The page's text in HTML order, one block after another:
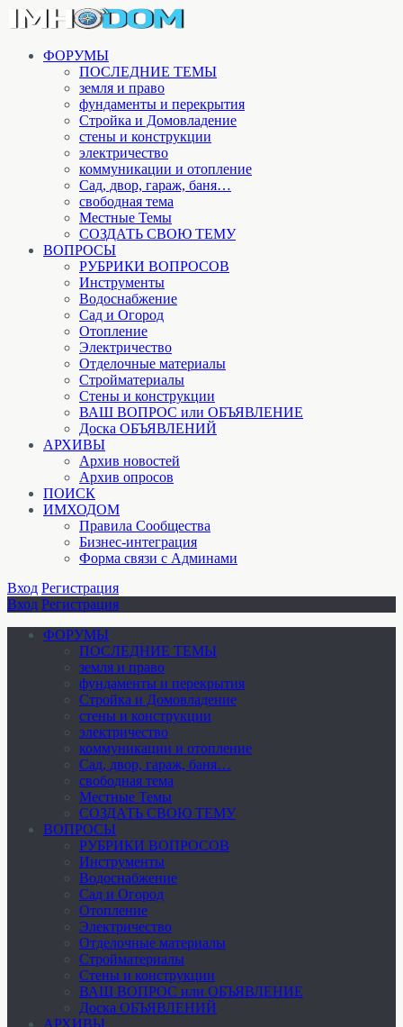
ФОРУМЫ
ПОСЛЕДНИЕ ТЕМЫ
земля и право
фундаменты и перекрытия
Стройка и Домовладение
стены и конструкции
электричество
коммуникации и отопление
Cад, двор, гараж, баня…
свободная тема
Местные Темы
СОЗДАТЬ СВОЮ ТЕМУ
ВОПРОСЫ
РУБРИКИ ВОПРОСОВ
Инструменты
Водоснабжение
Сад и Огород
Отопление
Электричество
Отделочные материалы
Стройматериалы
Стены и конструкции
ВАШ ВОПРОС или ОБЪЯВЛЕНИЕ
Доска ОБЪЯВЛЕНИЙ
АРХИВЫ
Архив новостей
Архив опросов
ПОИСК
ИМХОДОМ
Правила Сообщества
Бизнес-интеграция
Форма связи с Админами
Вход Регистрация
Вход Регистрация
ФОРУМЫ
ПОСЛЕДНИЕ ТЕМЫ
земля и право
фундаменты и перекрытия
Стройка и Домовладение
стены и конструкции
электричество
коммуникации и отопление
Cад, двор, гараж, баня…
свободная тема
Местные Темы
СОЗДАТЬ СВОЮ ТЕМУ
ВОПРОСЫ
РУБРИКИ ВОПРОСОВ
Инструменты
Водоснабжение
Сад и Огород
Отопление
Электричество
Отделочные материалы
Стройматериалы
Стены и конструкции
ВАШ ВОПРОС или ОБЪЯВЛЕНИЕ
Доска ОБЪЯВЛЕНИЙ
АРХИВЫ